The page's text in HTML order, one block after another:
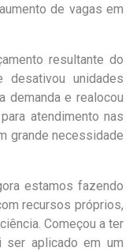
de vagas em
resultante do
desativou unidades
demanda e realocou
atendimento nas
grande necessidade
estamos fazendo
recursos próprios,
Começou a ter
ser aplicado em um